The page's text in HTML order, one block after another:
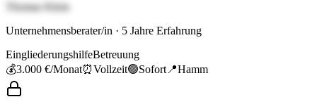
Thomas Klein
Unternehmensberater/in · 5 Jahre Erfahrung
EingliederungshilfeBetreuung
💰3.000 €/Monat⏰Vollzeit🟢Sofort 📍Hamm